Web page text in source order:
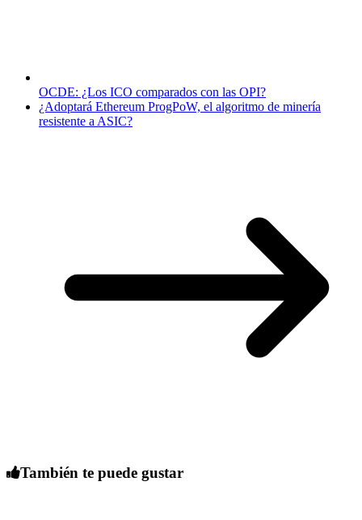
OCDE: ¿Los ICO comparados con las OPI?
¿Adoptará Ethereum ProgPoW, el algoritmo de minería
resistente a ASIC?
También te puede gustar